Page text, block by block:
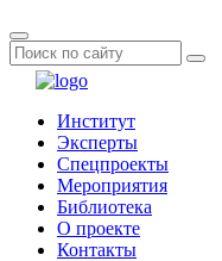
Институт
Эксперты
Спецпроекты
Мероприятия
Библиотека
О проекте
Контакты